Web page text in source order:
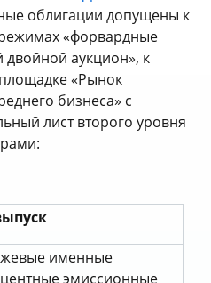
облигации допущены к
«форвардные
аукцион», к
«Рынок
бизнеса» с
лист второго уровня
именные
эмиссионные